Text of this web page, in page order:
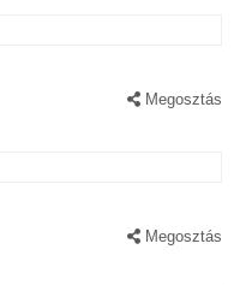
Megosztás
Megosztás